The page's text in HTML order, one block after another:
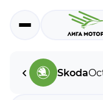
Skoda